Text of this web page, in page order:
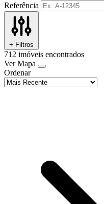
Referência
+ Filtros
712 imóveis encontrados
Ver Mapa
Ordenar